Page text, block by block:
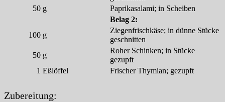
50 g
Paprikasalami; in Scheiben
Belag 2:
100 g
Ziegenfrischkäse; in dünne Stücke
geschnitten
50 g
Roher Schinken; in Stücke
gezupft
1 Eßlöffel Frischer Thymian; gezupft
Zubereitung: